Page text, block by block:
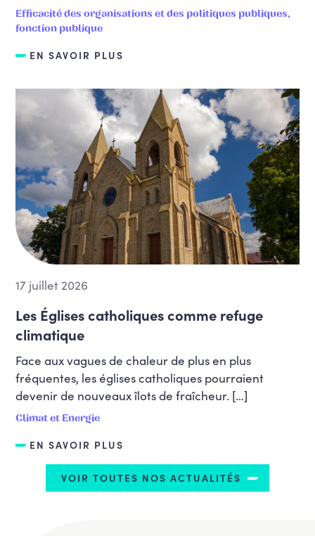
Efficacité des organisations et des politiques publiques,
fonction publique
EN SAVOIR PLUS
17 juillet 2026
Les Églises catholiques comme refuge
climatique
Face aux vagues de chaleur de plus en plus
fréquentes, les églises catholiques pourraient
devenir de nouveaux îlots de fraîcheur. […]
Climat et Energie
EN SAVOIR PLUS
VOIR TOUTES NOS ACTUALITÉS